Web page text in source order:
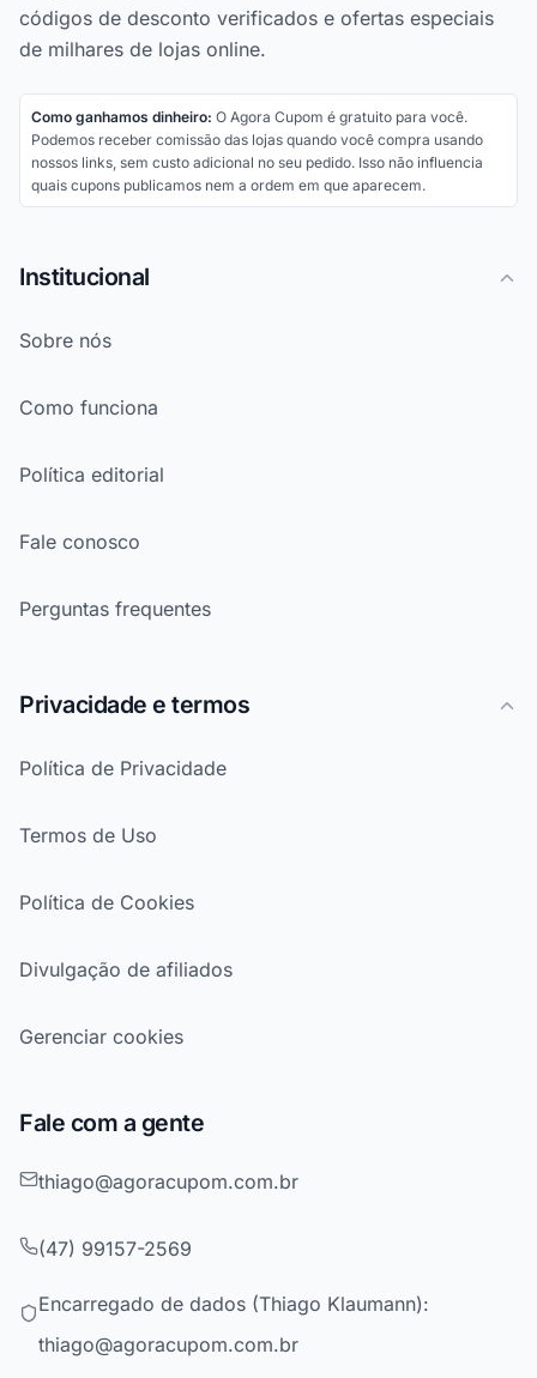
códigos de desconto verificados e ofertas especiais
de milhares de lojas online.
Como ganhamos dinheiro: O Agora Cupom é gratuito para você.
Podemos receber comissão das lojas quando você compra usando
nossos links, sem custo adicional no seu pedido. Isso não influencia
quais cupons publicamos nem a ordem em que aparecem.
Institucional
Sobre nós
Como funciona
Política editorial
Fale conosco
Perguntas frequentes
Privacidade e termos
Política de Privacidade
Termos de Uso
Política de Cookies
Divulgação de afiliados
Gerenciar cookies
Fale com a gente
thiago@agoracupom.com.br
(47) 99157-2569
Encarregado de dados (Thiago Klaumann):
thiago@agoracupom.com.br